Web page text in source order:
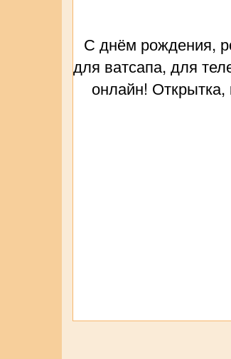
С днём рождения,
для ватсапа, для
онлайн!